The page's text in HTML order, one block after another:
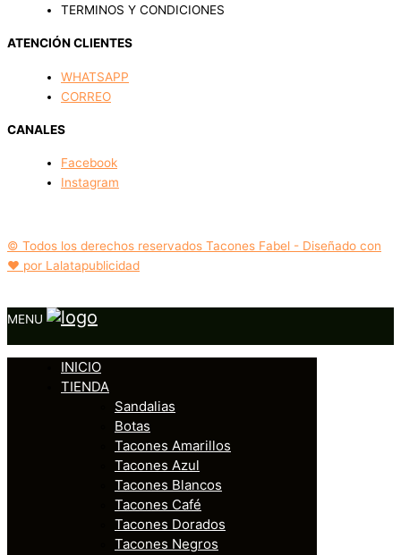
TERMINOS Y CONDICIONES
ATENCIÓN CLIENTES
WHATSAPP
CORREO
CANALES
Facebook
Instagram
© Todos los derechos reservados Tacones Fabel - Diseñado con
❤️ por Lalatapublicidad
MENU
INICIO
TIENDA
Sandalias
Botas
Tacones Amarillos
Tacones Azul
Tacones Blancos
Tacones Café
Tacones Dorados
Tacones Negros